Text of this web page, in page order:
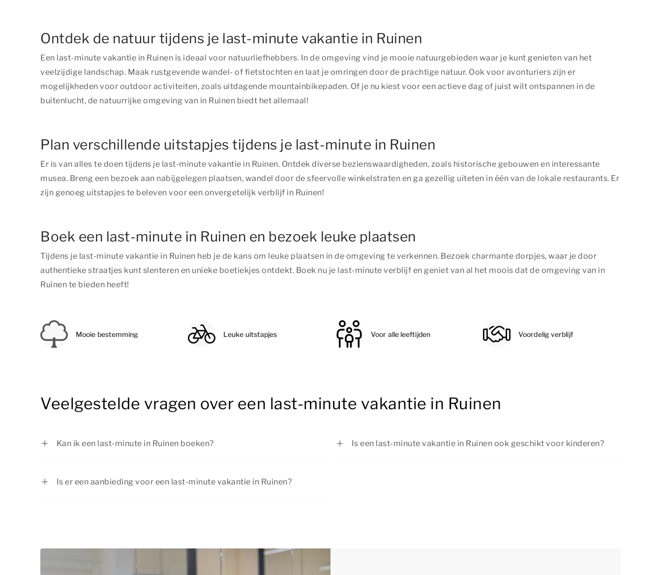
Ontdek de natuur tijdens je last-minute vakantie in Ruinen
Een last-minute vakantie in Ruinen is ideaal voor natuurliefhebbers. In de omgeving vind je mooie natuurgebieden waar je kunt genieten van het
veelzijdige landschap. Maak rustgevende wandel- of fietstochten en laat je omringen door de prachtige natuur. Ook voor avonturiers zijn er
mogelijkheden voor outdoor activiteiten, zoals uitdagende mountainbikepaden. Of je nu kiest voor een actieve dag of juist wilt ontspannen in de
buitenlucht, de natuurrijke omgeving van in Ruinen biedt het allemaal!
Plan verschillende uitstapjes tijdens je last-minute in Ruinen
Er is van alles te doen tijdens je last-minute vakantie in Ruinen. Ontdek diverse bezienswaardigheden, zoals historische gebouwen en interessante
musea. Breng een bezoek aan nabijgelegen plaatsen, wandel door de sfeervolle winkelstraten en ga gezellig uiteten in één van de lokale restaurants. Er
zijn genoeg uitstapjes te beleven voor een onvergetelijk verblijf in Ruinen!
Boek een last-minute in Ruinen en bezoek leuke plaatsen
Tijdens je last-minute vakantie in Ruinen heb je de kans om leuke plaatsen in de omgeving te verkennen. Bezoek charmante dorpjes, waar je door
authentieke straatjes kunt slenteren en unieke boetiekjes ontdekt. Boek nu je last-minute verblijf en geniet van al het moois dat de omgeving van in
Ruinen te bieden heeft!
Mooie bestemming Leuke uitstapjes Voor alle leeftijden Voordelig verblijf
Veelgestelde vragen over een last-minute vakantie in Ruinen
Kan ik een last-minute in Ruinen boeken?
Is een last-minute vakantie in Ruinen ook geschikt voor kinderen?
Is er een aanbieding voor een last-minute vakantie in Ruinen?